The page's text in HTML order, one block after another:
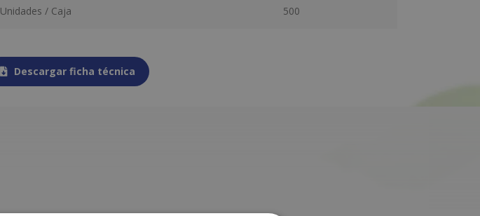
Unidades / Caja 500
Descargar ficha técnica